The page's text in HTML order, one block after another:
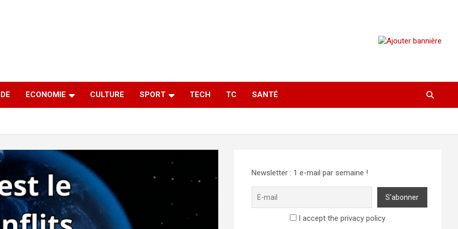
ECONOMIE CULTURE SPORT TECH TC SANTÉ
Newsletter : 1 e-mail par semaine !
I accept the privacy policy